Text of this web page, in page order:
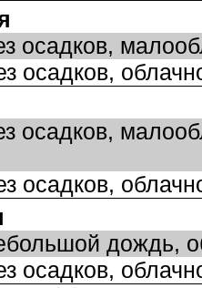
осадков,
осадков,
осадков,
осадков,
дождь,
осадков,